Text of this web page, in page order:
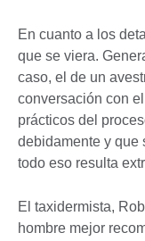
En cuanto a los
que se viera.
caso, el de un
conversación con
prácticos del
debidamente y que
todo eso resulta
El taxidermista,
hombre mejor